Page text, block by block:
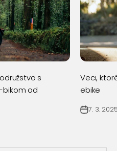
s
bikom od
Veci,
ebike
7. 3.